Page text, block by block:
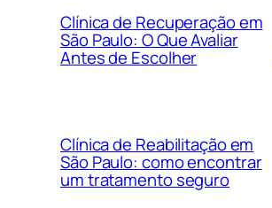
Clínica de Recuperação em
São Paulo: O Que Avaliar
Antes de Escolher
Clínica de Reabilitação em
São Paulo: como encontrar
um tratamento seguro